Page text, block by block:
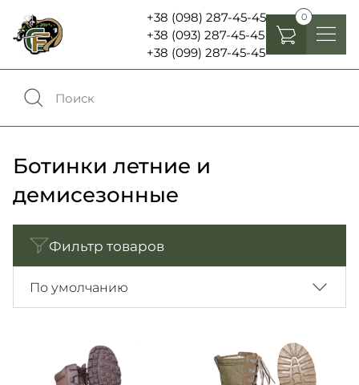
+38 (098) 287-45-45
+38 (093) 287-45-45
+38 (099) 287-45-45
0
Избранное0
Войти
Каталог
Экипировка и снаряжение
Аксесуары
Фонари, бинокли и елементы питания
Погоны
Ботинки летние и
демисезонные
Фильтр товаров
По умолчанию